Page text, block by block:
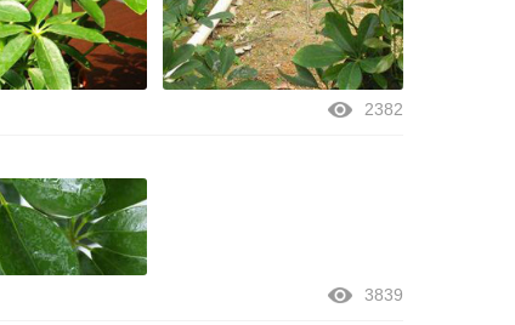
2382
3839